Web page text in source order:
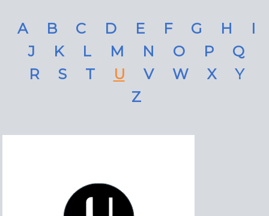
A B C D E F G H
I
J
K L M N O P
Q
R
S T U V W X
Y
Z